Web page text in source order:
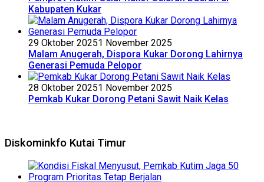
Kabupaten Kukar
29 Oktober 20251 November 2025
Malam Anugerah, Dispora Kukar Dorong Lahirnya
Generasi Pemuda Pelopor
28 Oktober 20251 November 2025
Pemkab Kukar Dorong Petani Sawit Naik Kelas
Diskominkfo Kutai Timur